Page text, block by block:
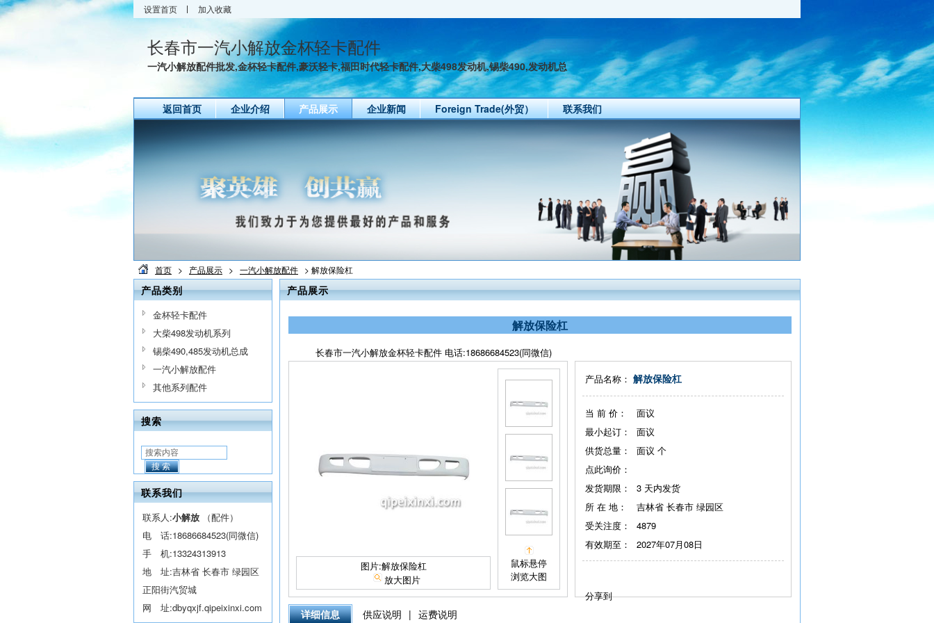
设置首页 加入收藏
长春市一汽小解放金杯轻卡配件
一汽小解放配件批发,金杯轻卡配件,豪沃轻卡,福田时代轻卡配件,大柴498发动机,锡柴490,发动机总
返回首页 企业介绍 产品展示 企业新闻 Foreign Trade(外贸） 联系我们
首页 > 产品展示 > 一汽小解放配件 > 解放保险杠
产品类别
金杯轻卡配件
大柴498发动机系列
锡柴490,485发动机总成
一汽小解放配件
其他系列配件
搜索
搜索
联系我们
联系人:小解放 （配件）
电 话:18686684523(同微信)
手 机:13324313913
地 址:吉林省 长春市 绿园区
正阳街汽贸城
网 址:dbyqxjf.qipeixinxi.com
产品展示
解放保险杠
长春市一汽小解放金杯轻卡配件 电话:18686684523(同微信)
图片:解放保险杠
放大图片
鼠标悬停
浏览大图
产品名称： 解放保险杠
当 前 价：
面议
最小起订：
面议
供货总量：
面议 个
点此询价：
发货期限：
3 天内发货
所 在 地：
吉林省 长春市 绿园区
受关注度：
4879
有效期至：
2027年07月08日
分享到
详细信息 供应说明 | 运费说明